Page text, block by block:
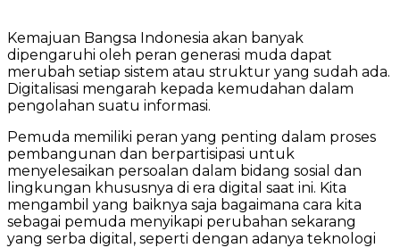
Kemajuan Bangsa Indonesia akan banyak
dipengaruhi oleh peran generasi muda dapat
merubah setiap sistem atau struktur yang sudah ada.
Digitalisasi mengarah kepada kemudahan dalam
pengolahan suatu informasi.
Pemuda memiliki peran yang penting dalam proses
pembangunan dan berpartisipasi untuk
menyelesaikan persoalan dalam bidang sosial dan
lingkungan khususnya di era digital saat ini. Kita
mengambil yang baiknya saja bagaimana cara kita
sebagai pemuda menyikapi perubahan sekarang
yang serba digital, seperti dengan adanya teknologi